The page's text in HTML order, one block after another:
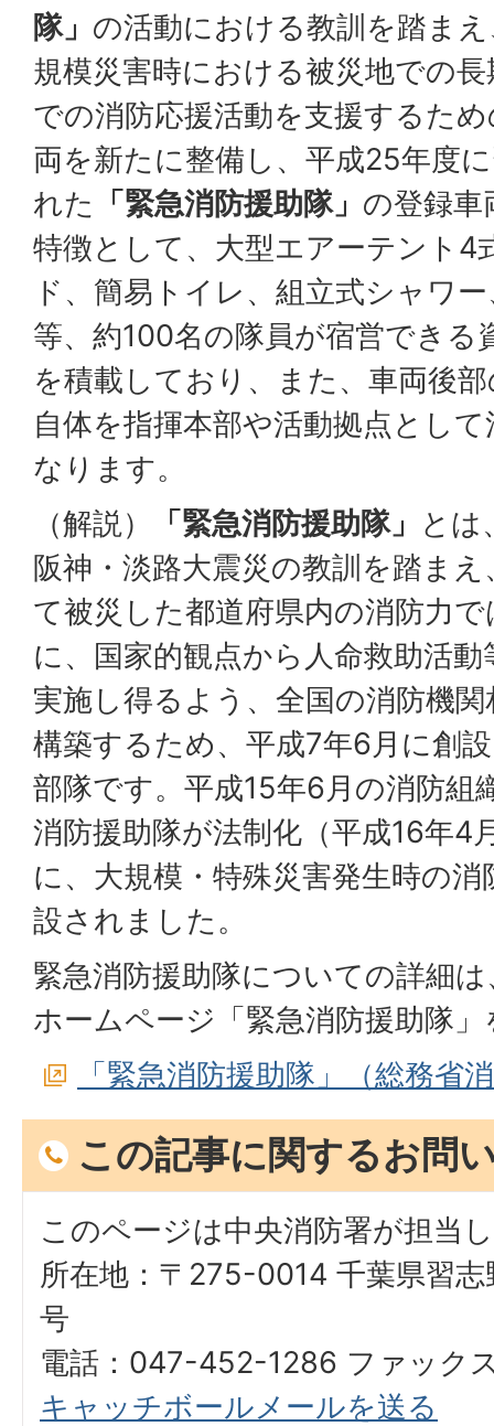
隊」 の活動における教訓を踏ま
規模災害時における被災地での
での消防応援活動を支援するた
両を新たに整備し、平成25年度
れた
「緊急消防援助隊」 の登録車
特徴として、大型エアーテント4
ド、簡易トイレ、組立式シャワ
等、約100名の隊員が宿営できる
を積載しており、また、車両後
自体を指揮本部や活動拠点とし
なります。
（解説）
「緊急消防援助隊」 とは
阪神・淡路大震災の教訓を踏ま
て被災した都道府県内の消防力
に、国家的観点から人命救助活
実施し得るよう、全国の消防機
構築するため、平成7年6月に創
部隊です。平成15年6月の消防組
消防援助隊が法制化（平成16年4
に、大規模・特殊災害発生時の
設されました。
緊急消防援助隊についての詳細
ホームページ「緊急消防援助隊
「緊急消防援助隊」（総務省
この記事に関するお問
このページは中央消防署が担当
所在地：〒275-0014 千葉県習
号
電話：047-452-1286 ファック
キャッチボールメールを送る